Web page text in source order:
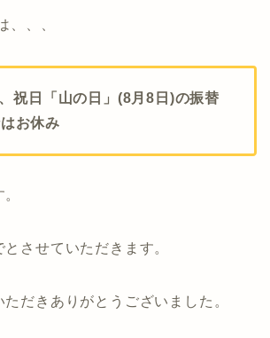
、、、
祝日「山の日」(8月8日)の振替
お休み
させていただきます。
だきありがとうございました。